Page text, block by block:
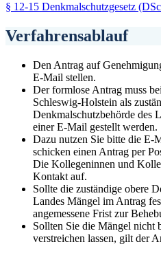
§ 12-15 Denkmalschutzgesetz
Verfahrensablauf
Den Antrag auf
E-Mail stellen.
Der formlose Antrag muss
Schleswig-Holstein als
Denkmalschutzbehörde des
einer E-Mail gestellt werden.
Dazu nutzen Sie bitte die E-
schicken einen Antrag per
Die Kollegeninnen und
Kontakt auf.
Sollte die zuständige obere
Landes Mängel im Antrag
angemessene Frist zur
Sollten Sie die Mängel nicht
verstreichen lassen, gilt der